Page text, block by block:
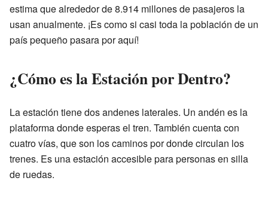
estima que alrededor de 8.914 millones de pasajeros la
usan anualmente. ¡Es como si casi toda la población de un
país pequeño pasara por aquí!
¿Cómo es la Estación por Dentro?
La estación tiene dos andenes laterales. Un andén es la
plataforma donde esperas el tren. También cuenta con
cuatro vías, que son los caminos por donde circulan los
trenes. Es una estación accesible para personas en silla
de ruedas.